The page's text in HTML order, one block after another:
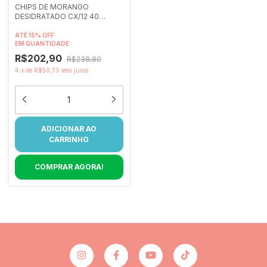
CHIPS DE MORANGO
DESIDRATADO CX/12 40
ATÉ 15% OFF
EM QUANTIDADE
R$202,90 R$238,80
4 x de R$50,73 sem juros